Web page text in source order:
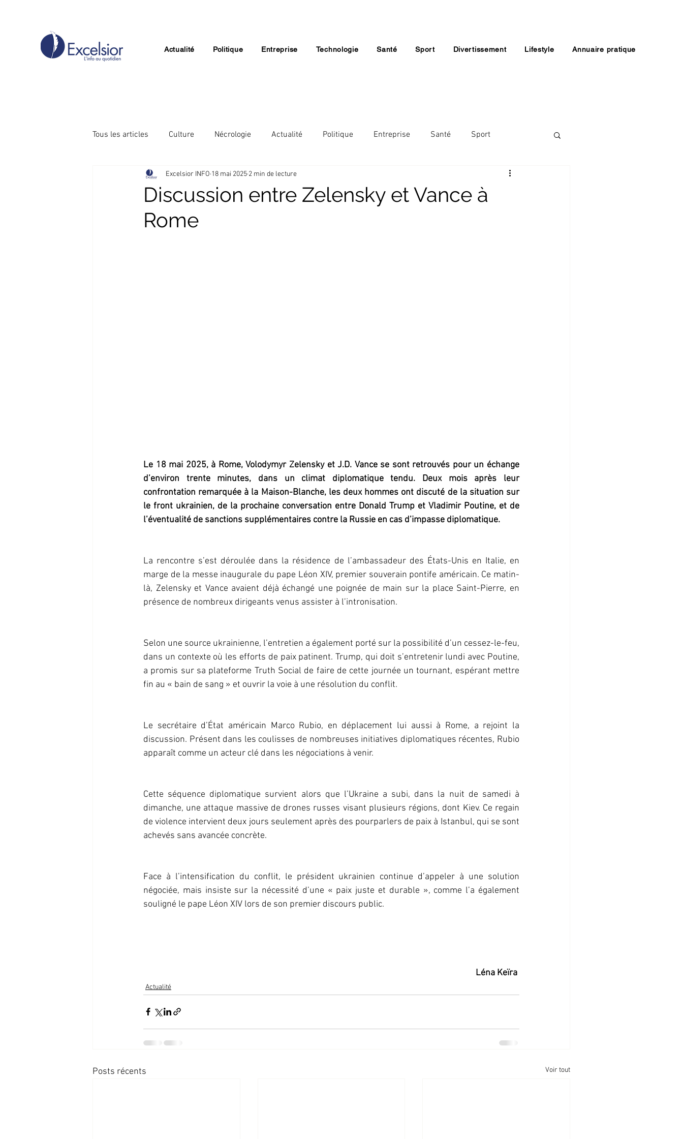
Actualité Politique Entreprise Technologie Santé Sport Divertissement Lifestyle Annuaire pratique
Tous les articles Culture Nécrologie Actualité Politique Entreprise Santé Sport
Divertissement Technologie Lifestyle Economie
Discussion entre Zelensky et Vance à
Rome
Excelsior INFO 18 mai 2025 2 min de lecture
Le 18 mai 2025, à Rome, Volodymyr Zelensky et J.D. Vance se sont retrouvés pour un échange
d’environ trente minutes, dans un climat diplomatique tendu. Deux mois
après leur
confrontation remarquée à la Maison-Blanche, les deux hommes ont discuté de la situation sur
le front ukrainien, de la prochaine conversation entre Donald Trump et Vladimir Poutine, et de
l’éventualité de sanctions supplémentaires contre la Russie en cas d’impasse diplomatique.
La rencontre s’est déroulée dans la résidence de l’ambassadeur des États-Unis en Italie, en
marge de la messe inaugurale du pape Léon XIV, premier souverain pontife américain. Ce matin-
là, Zelensky et Vance avaient déjà échangé une poignée de main sur la place Saint-Pierre, en
présence de nombreux dirigeants venus assister à l’intronisation.
Selon une source ukrainienne, l’entretien a également porté sur la possibilité d’un cessez-le-feu,
dans un contexte où les efforts de paix patinent. Trump, qui doit s’entretenir lundi avec Poutine,
a promis sur sa plateforme Truth Social de faire de cette journée un tournant, espérant mettre
fin au « bain de sang » et ouvrir la voie à une résolution du conflit.
Le secrétaire d’État américain Marco Rubio, en déplacement lui aussi à Rome, a rejoint la
discussion. Présent dans les coulisses de nombreuses initiatives diplomatiques récentes, Rubio
apparaît comme un acteur clé dans les négociations à venir.
Cette séquence diplomatique survient alors que l’Ukraine a subi, dans la nuit de samedi à
dimanche, une attaque massive de drones russes visant plusieurs régions, dont Kiev. Ce regain
de violence intervient deux jours seulement après des pourparlers de paix à Istanbul, qui se sont
achevés sans avancée concrète.
Face à l’intensification du conflit, le président ukrainien continue d’appeler à une solution
négociée, mais insiste sur la nécessité d’une « paix juste et durable », comme l’a également
souligné le pape Léon XIV lors de son premier discours public.
Léna Keïra
Actualité
Posts récents Voir tout